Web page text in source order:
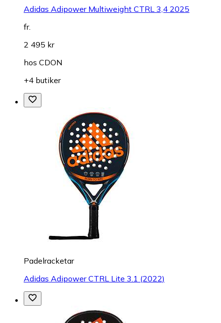
Adidas Adipower Multiweight CTRL 3,4 2025
fr.
2 495 kr
hos CDON
+4 butiker
Padelracketar
Adidas Adipower CTRL Lite 3.1 (2022)